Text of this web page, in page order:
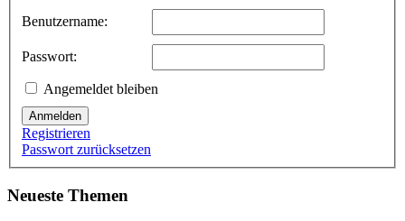
Benutzername:
Passwort:
Angemeldet bleiben
Anmelden
Registrieren
Passwort zurücksetzen
Neueste Themen